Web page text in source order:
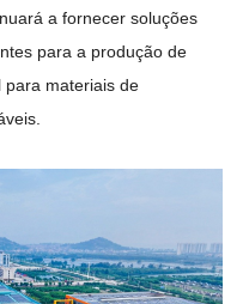
a fornecer soluções
para a produção de
para materiais de